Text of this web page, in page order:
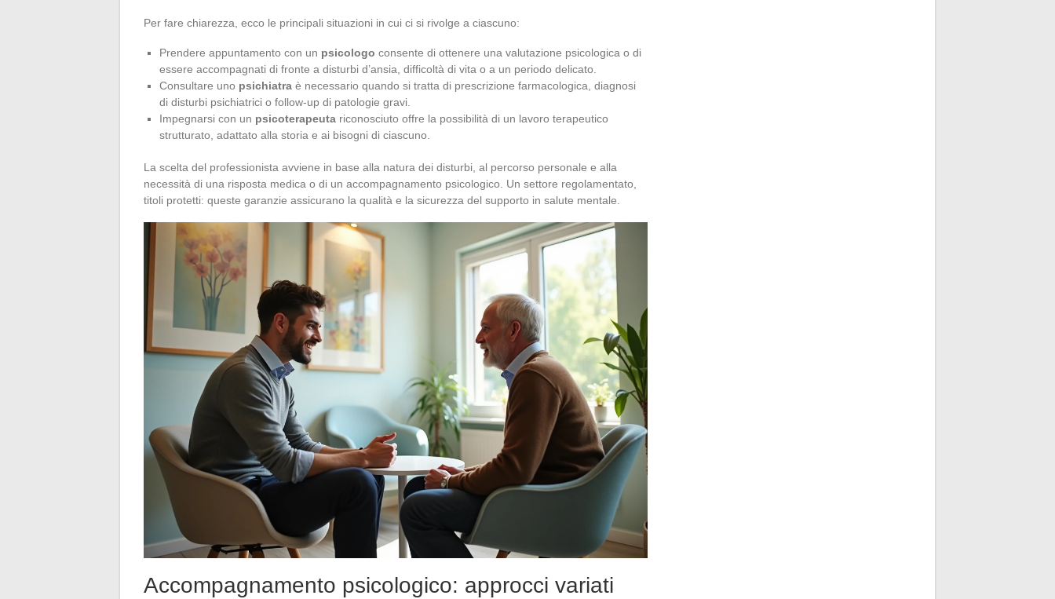
Per fare chiarezza, ecco le principali situazioni in cui ci si rivolge a ciascuno:
Prendere appuntamento con un psicologo consente di ottenere una valutazione psicologica o di
essere accompagnati di fronte a disturbi d’ansia, difficoltà di vita o a un periodo delicato.
Consultare uno psichiatra è necessario quando si tratta di prescrizione farmacologica, diagnosi
di disturbi psichiatrici o follow-up di patologie gravi.
Impegnarsi con un psicoterapeuta riconosciuto offre la possibilità di un lavoro terapeutico
strutturato, adattato alla storia e ai bisogni di ciascuno.
La scelta del professionista avviene in base alla natura dei disturbi, al percorso personale e alla
necessità di una risposta medica o di un accompagnamento psicologico. Un settore regolamentato,
titoli protetti: queste garanzie assicurano la qualità e la sicurezza del supporto in salute mentale.
Accompagnamento psicologico: approcci variati